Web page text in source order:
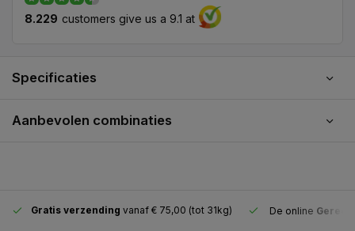
8.229 customers give us a 9.1 at
Specificaties
Aanbevolen combinaties
Gratis verzending vanaf € 75,00 (tot 31kg) De online